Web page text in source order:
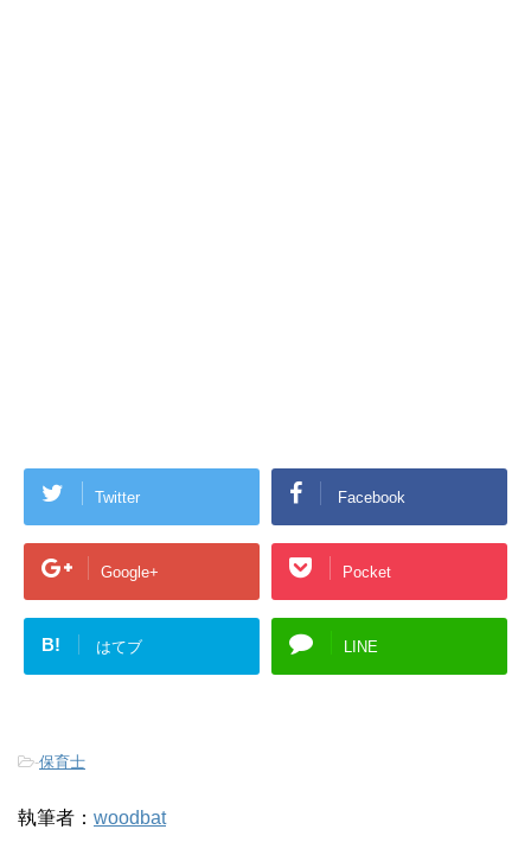
Twitter Facebook
Google+ Pocket
B! はてブ LINE
-保育士
執筆者： woodbat